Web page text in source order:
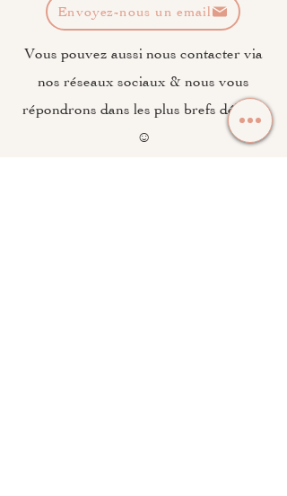
Envoyez-nous un email
Vous pouvez aussi nous contacter via
nos réseaux sociaux & nous vous
répondrons dans les plus brefs délais !
☺️